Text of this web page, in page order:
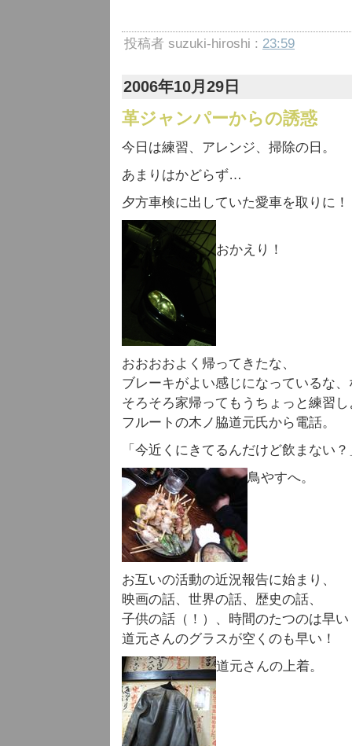
投稿者 suzuki-hiroshi : 23:59
2006年10月29日
革ジャンパーからの誘惑
今日は練習、アレンジ、掃除の日。
あまりはかどらず…
夕方車検に出していた愛車を取りに！
おかえり！
おおおおよく帰ってきたな、
ブレーキがよい感じになっているな
そろそろ家帰ってもうちょっと練習
フルートの木ノ脇道元氏から電話。
「今近くにきてるんだけど飲まない？
鳥やすへ。
お互いの活動の近況報告に始まり、
映画の話、世界の話、歴史の話、
子供の話（！）、時間のたつのは早い
道元さんのグラスが空くのも早い！
道元さんの上着。